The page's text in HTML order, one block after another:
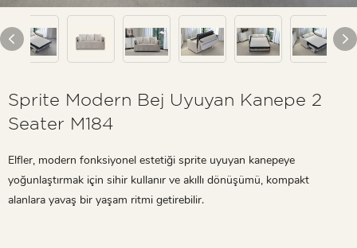
Sprite Modern Bej Uyuyan Kanepe 2
Seater M184
Elfler, modern fonksiyonel estetiği sprite uyuyan kanepeye
yoğunlaştırmak için sihir kullanır ve akıllı dönüşümü, kompakt
alanlara yavaş bir yaşam ritmi getirebilir.